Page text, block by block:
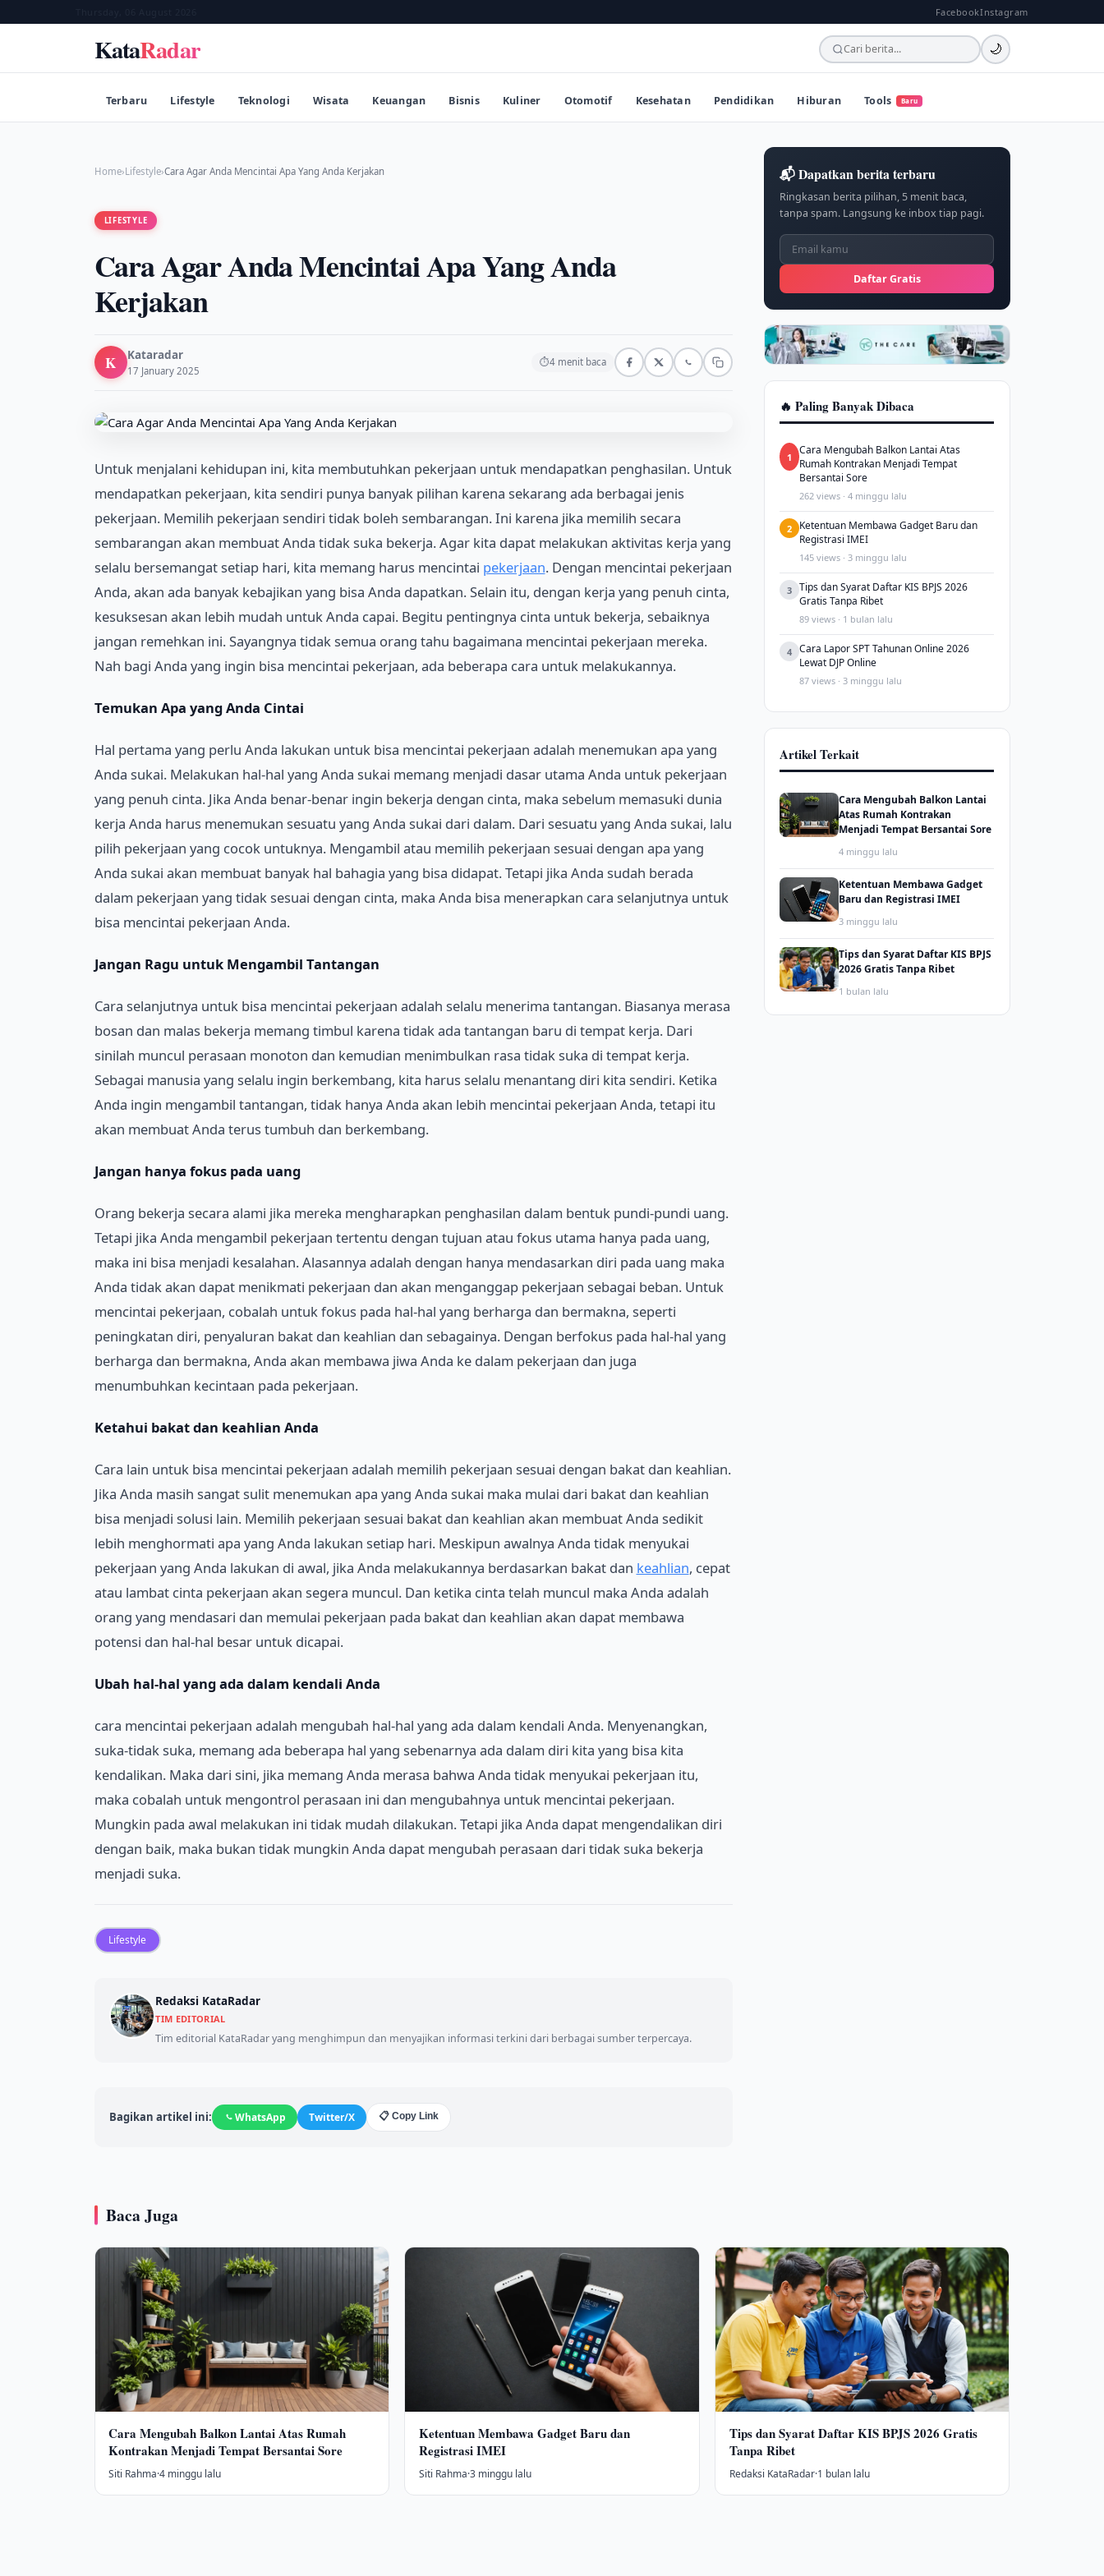
FacebookInstagram
KataRadar 🌙
Terbaru Lifestyle Teknologi Wisata Keuangan Bisnis Kuliner Otomotif Kesehatan Pendidikan Hiburan Tools Baru
Home›Lifestyle›Cara Agar Anda Mencintai Apa Yang Anda Kerjakan
LIFESTYLE
Cara Agar Anda Mencintai Apa Yang Anda
Kerjakan
K Kataradar
17 January 2025
⏱4 menit baca
Untuk menjalani kehidupan ini, kita membutuhkan pekerjaan untuk mendapatkan penghasilan. Untuk
mendapatkan pekerjaan, kita sendiri punya banyak pilihan karena sekarang ada berbagai jenis
pekerjaan. Memilih pekerjaan sendiri tidak boleh sembarangan. Ini karena jika memilih secara
sembarangan akan membuat Anda tidak suka bekerja. Agar kita dapat melakukan aktivitas kerja yang
selalu bersemangat setiap hari, kita memang harus mencintai pekerjaan. Dengan mencintai pekerjaan
Anda, akan ada banyak kebajikan yang bisa Anda dapatkan. Selain itu, dengan kerja yang penuh cinta,
kesuksesan akan lebih mudah untuk Anda capai. Begitu pentingnya cinta untuk bekerja, sebaiknya
jangan remehkan ini. Sayangnya tidak semua orang tahu bagaimana mencintai pekerjaan mereka.
Nah bagi Anda yang ingin bisa mencintai pekerjaan, ada beberapa cara untuk melakukannya.
Temukan Apa yang Anda Cintai
Hal pertama yang perlu Anda lakukan untuk bisa mencintai pekerjaan adalah menemukan apa yang
Anda sukai. Melakukan hal-hal yang Anda sukai memang menjadi dasar utama Anda untuk pekerjaan
yang penuh cinta. Jika Anda benar-benar ingin bekerja dengan cinta, maka sebelum memasuki dunia
kerja Anda harus menemukan sesuatu yang Anda sukai dari dalam. Dari sesuatu yang Anda sukai, lalu
pilih pekerjaan yang cocok untuknya. Mengambil atau memilih pekerjaan sesuai dengan apa yang
Anda sukai akan membuat banyak hal bahagia yang bisa didapat. Tetapi jika Anda sudah berada
dalam pekerjaan yang tidak sesuai dengan cinta, maka Anda bisa menerapkan cara selanjutnya untuk
bisa mencintai pekerjaan Anda.
Jangan Ragu untuk Mengambil Tantangan
Cara selanjutnya untuk bisa mencintai pekerjaan adalah selalu menerima tantangan. Biasanya merasa
bosan dan malas bekerja memang timbul karena tidak ada tantangan baru di tempat kerja. Dari
sinilah muncul perasaan monoton dan kemudian menimbulkan rasa tidak suka di tempat kerja.
Sebagai manusia yang selalu ingin berkembang, kita harus selalu menantang diri kita sendiri. Ketika
Anda ingin mengambil tantangan, tidak hanya Anda akan lebih mencintai pekerjaan Anda, tetapi itu
akan membuat Anda terus tumbuh dan berkembang.
Jangan hanya fokus pada uang
Orang bekerja secara alami jika mereka mengharapkan penghasilan dalam bentuk pundi-pundi uang.
Tetapi jika Anda mengambil pekerjaan tertentu dengan tujuan atau fokus utama hanya pada uang,
maka ini bisa menjadi kesalahan. Alasannya adalah dengan hanya mendasarkan diri pada uang maka
Anda tidak akan dapat menikmati pekerjaan dan akan menganggap pekerjaan sebagai beban. Untuk
mencintai pekerjaan, cobalah untuk fokus pada hal-hal yang berharga dan bermakna, seperti
peningkatan diri, penyaluran bakat dan keahlian dan sebagainya. Dengan berfokus pada hal-hal yang
berharga dan bermakna, Anda akan membawa jiwa Anda ke dalam pekerjaan dan juga
menumbuhkan kecintaan pada pekerjaan.
Ketahui bakat dan keahlian Anda
Cara lain untuk bisa mencintai pekerjaan adalah memilih pekerjaan sesuai dengan bakat dan keahlian.
Jika Anda masih sangat sulit menemukan apa yang Anda sukai maka mulai dari bakat dan keahlian
bisa menjadi solusi lain. Memilih pekerjaan sesuai bakat dan keahlian akan membuat Anda sedikit
lebih menghormati apa yang Anda lakukan setiap hari. Meskipun awalnya Anda tidak menyukai
pekerjaan yang Anda lakukan di awal, jika Anda melakukannya berdasarkan bakat dan keahlian, cepat
atau lambat cinta pekerjaan akan segera muncul. Dan ketika cinta telah muncul maka Anda adalah
orang yang mendasari dan memulai pekerjaan pada bakat dan keahlian akan dapat membawa
potensi dan hal-hal besar untuk dicapai.
Ubah hal-hal yang ada dalam kendali Anda
cara mencintai pekerjaan adalah mengubah hal-hal yang ada dalam kendali Anda. Menyenangkan,
suka-tidak suka, memang ada beberapa hal yang sebenarnya ada dalam diri kita yang bisa kita
kendalikan. Maka dari sini, jika memang Anda merasa bahwa Anda tidak menyukai pekerjaan itu,
maka cobalah untuk mengontrol perasaan ini dan mengubahnya untuk mencintai pekerjaan.
Mungkin pada awal melakukan ini tidak mudah dilakukan. Tetapi jika Anda dapat mengendalikan diri
dengan baik, maka bukan tidak mungkin Anda dapat mengubah perasaan dari tidak suka bekerja
menjadi suka.
Lifestyle
Redaksi KataRadar
TIM EDITORIAL
Tim editorial KataRadar yang menghimpun dan menyajikan informasi terkini dari berbagai sumber terpercaya.
Bagikan artikel ini: WhatsApp Twitter/X 📋 Copy Link
📬 Dapatkan berita terbaru
Ringkasan berita pilihan, 5 menit baca,
tanpa spam. Langsung ke inbox tiap pagi.
Daftar Gratis
🔥 Paling Banyak Dibaca
1
Cara Mengubah Balkon Lantai Atas
Rumah Kontrakan Menjadi Tempat
Bersantai Sore
262 views · 4 minggu lalu
2
Ketentuan Membawa Gadget Baru dan
Registrasi IMEI
145 views · 3 minggu lalu
3
Tips dan Syarat Daftar KIS BPJS 2026
Gratis Tanpa Ribet
89 views · 1 bulan lalu
4
Cara Lapor SPT Tahunan Online 2026
Lewat DJP Online
87 views · 3 minggu lalu
Artikel Terkait
Cara Mengubah Balkon Lantai
Atas Rumah Kontrakan
Menjadi Tempat Bersantai Sore
4 minggu lalu
Ketentuan Membawa Gadget
Baru dan Registrasi IMEI
3 minggu lalu
Tips dan Syarat Daftar KIS BPJS
2026 Gratis Tanpa Ribet
1 bulan lalu
Baca Juga
Cara Mengubah Balkon Lantai Atas Rumah
Kontrakan Menjadi Tempat Bersantai Sore
Siti Rahma·4 minggu lalu
Ketentuan Membawa Gadget Baru dan
Registrasi IMEI
Siti Rahma·3 minggu lalu
Tips dan Syarat Daftar KIS BPJS 2026 Gratis
Tanpa Ribet
Redaksi KataRadar·1 bulan lalu